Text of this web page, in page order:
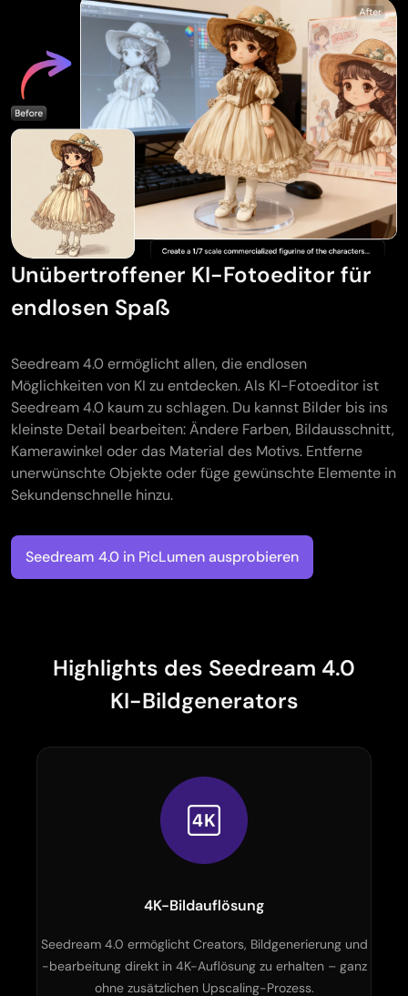
Unübertroffener KI-Fotoeditor für
endlosen Spaß
Seedream 4.0 ermöglicht allen, die endlosen
Möglichkeiten von KI zu entdecken. Als KI-Fotoeditor ist
Seedream 4.0 kaum zu schlagen. Du kannst Bilder bis ins
kleinste Detail bearbeiten: Ändere Farben, Bildausschnitt,
Kamerawinkel oder das Material des Motivs. Entferne
unerwünschte Objekte oder füge gewünschte Elemente in
Sekundenschnelle hinzu.
Seedream 4.0 in PicLumen ausprobieren
Highlights des Seedream 4.0
KI-Bildgenerators
4K-Bildauflösung
Seedream 4.0 ermöglicht Creators, Bildgenerierung und
-bearbeitung direkt in 4K-Auflösung zu erhalten – ganz
ohne zusätzlichen Upscaling-Prozess.